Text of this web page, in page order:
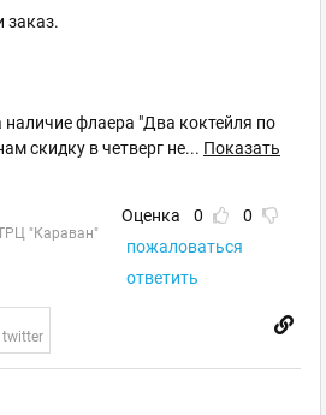
заказ.
флаера "Два коктейля по
скидку в четверг не... Показать
"Караван"
Оценка 0
0
пожаловаться
ответить
twitter